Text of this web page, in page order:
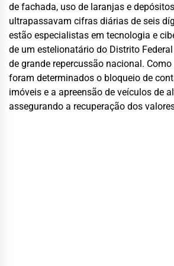
de fachada, uso de laranjas e
ultrapassavam cifras diárias de seis
estão especialistas em tecnologia e
de um estelionatário do Distrito
de grande repercussão nacional.
foram determinados o bloqueio de
imóveis e a apreensão de veículos de
assegurando a recuperação dos